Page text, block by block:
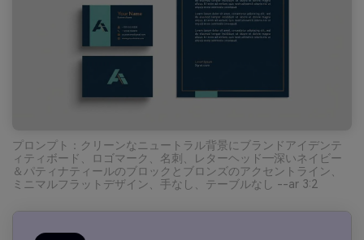
プロンプト：クリーンなニュートラル背景にブランドアイデンテ
ィティボード、ロゴマーク、名刺、レターヘッド―深いネイビー
＆パティナティールのブロックとブロンズのアクセントライン、
ミニマルフラットデザイン、手なし、テーブルなし --ar 3:2